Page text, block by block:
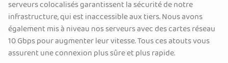
serveurs colocalisés garantissent la sécurité de notre
infrastructure, qui est inaccessible aux tiers. Nous avons
également mis à niveau nos serveurs avec des cartes réseau
10 Gbps pour augmenter leur vitesse. Tous ces atouts vous
assurent une connexion plus sûre et plus rapide.